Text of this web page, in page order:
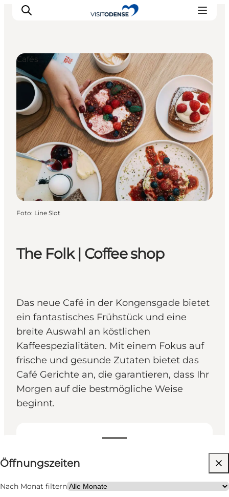
Odense erleben
Veranstaltungen
Reiseplanung
Inspiration
The Folk | Coffee shop
Das neue Café in der Kongensgade bietet
ein fantastisches Frühstück und eine
breite Auswahl an köstlichen
Kaffeespezialitäten. Mit einem Fokus auf
frische und gesunde Zutaten bietet das
Café Gerichte an, die garantieren, dass Ihr
Morgen auf die bestmögliche Weise
beginnt.
Öffnungszeiten anzeigen
Öffnungszeiten
Nach Monat filtern
Website besuchen
Hunde erlaubt
Cafés
Foto: Line Slot